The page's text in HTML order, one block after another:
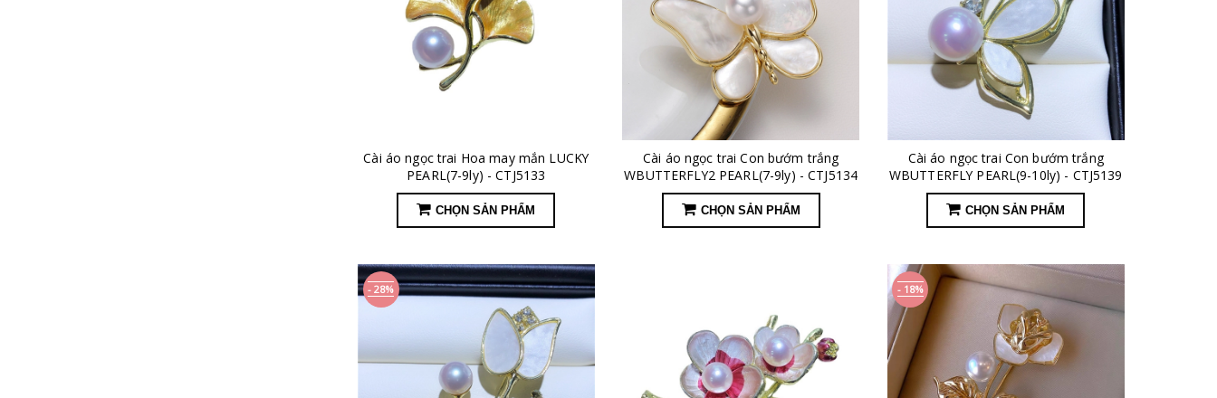
Cài áo ngọc trai Hoa may mắn LUCKY
PEARL(7-9ly) - CTJ5133
CHỌN SẢN PHẨM
Cài áo ngọc trai Con bướm trắng
WBUTTERFLY2 PEARL(7-9ly) - CTJ5134
CHỌN SẢN PHẨM
Cài áo ngọc trai Con bướm trắng
WBUTTERFLY PEARL(9-10ly) - CTJ5139
CHỌN SẢN PHẨM
- 28% - 18%